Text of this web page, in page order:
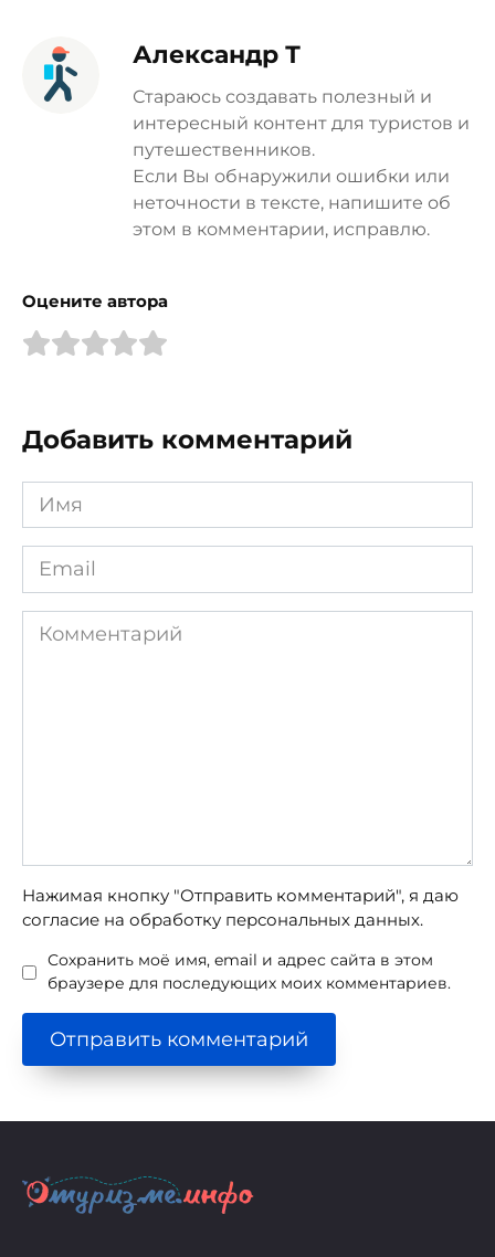
Александр Т
Стараюсь создавать полезный и
интересный контент для туристов и
путешественников.
Если Вы обнаружили ошибки или
неточности в тексте, напишите об
этом в комментарии, исправлю.
Оцените автора
Добавить комментарий
Имя
*
Email
*
Комментарий
Нажимая кнопку "Отправить комментарий", я даю
согласие на обработку персональных данных.
Сохранить моё имя, email и адрес сайта в этом
браузере для последующих моих комментариев.